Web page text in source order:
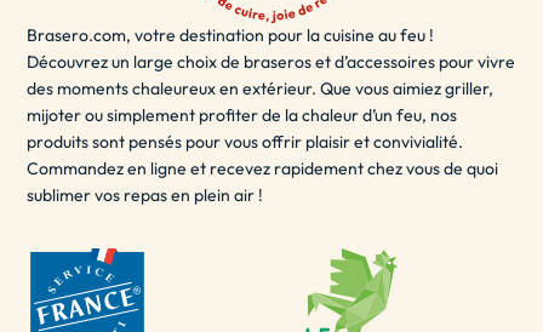
brasero terrasse est la solution idéale pour ajouter une
touche de chaleur et de style à votre espace extérieur.
- LE BRASERO EXTÉRIEUR / BRASERO POUR
JARDIN
Un brasero extérieur est unexcellent choixpour les
soirées d'été en plein air. Il peut être utilisé pour se
créer une ambiance agréable. Les braseros extérieurs
sont disponibles dans une variété de tailles et de
matériaux, y compris le fer, l'acier inoxydable, l'acier
Brasero.com, votre destination pour la cuisine au feu !
Découvrez un large choix de braseros et d’accessoires pour vivre
des moments chaleureux en extérieur. Que vous aimiez griller,
mijoter ou simplement profiter de la chaleur d’un feu, nos
produits sont pensés pour vous offrir plaisir et convivialité.
Commandez en ligne et recevez rapidement chez vous de quoi
sublimer vos repas en plein air !